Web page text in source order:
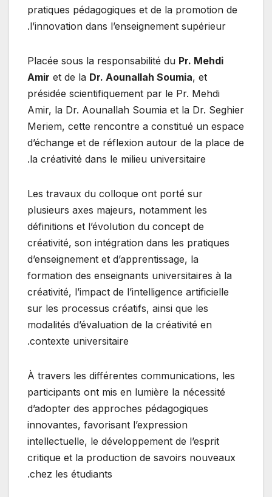
pratiques pédagogiques et de la promotion de
l’innovation dans l’enseignement supérieur.
Placée sous la responsabilité du Pr. Mehdi
Amir et de la Dr. Aounallah Soumia, et
présidée scientifiquement par le Pr. Mehdi
Amir, la Dr. Aounallah Soumia et la Dr. Seghier
Meriem, cette rencontre a constitué un espace
d’échange et de réflexion autour de la place de
la créativité dans le milieu universitaire.
Les travaux du colloque ont porté sur
plusieurs axes majeurs, notamment les
définitions et l’évolution du concept de
créativité, son intégration dans les pratiques
d’enseignement et d’apprentissage, la
formation des enseignants universitaires à la
créativité, l’impact de l’intelligence artificielle
sur les processus créatifs, ainsi que les
modalités d’évaluation de la créativité en
contexte universitaire.
À travers les différentes communications, les
participants ont mis en lumière la nécessité
d’adopter des approches pédagogiques
innovantes, favorisant l’expression
intellectuelle, le développement de l’esprit
critique et la production de savoirs nouveaux
chez les étudiants.